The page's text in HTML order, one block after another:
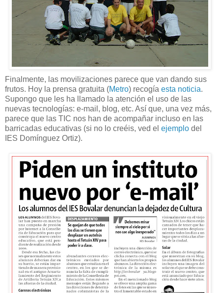
Finalmente, las movilizaciones parece que van dando sus
frutos. Hoy la prensa gratuita (Metro) recogía esta noticia.
Supongo que les ha llamado la atención el uso de las
nuevas tecnologías: e-mail, blog, etc. Así que, una vez más,
parece que las TIC nos han de acompañar incluso en las
barricadas educativas (si no lo creéis, ved el ejemplo del
IES Domínguez Ortiz).